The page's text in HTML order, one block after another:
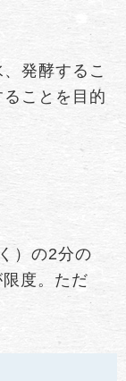
発酵するこ
ことを目的
）の2分の
度。ただ